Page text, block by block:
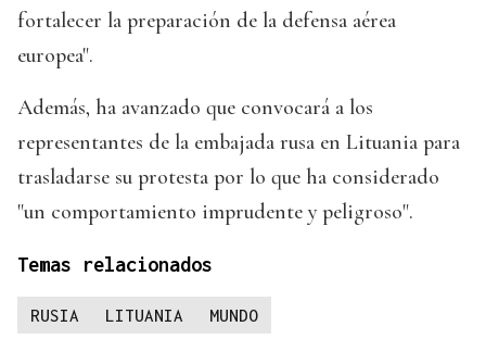
fortalecer la preparación de la defensa aérea
europea".
Además, ha avanzado que convocará a los
representantes de la embajada rusa en Lituania para
trasladarse su protesta por lo que ha considerado
"un comportamiento imprudente y peligroso".
Temas relacionados
RUSIA LITUANIA MUNDO